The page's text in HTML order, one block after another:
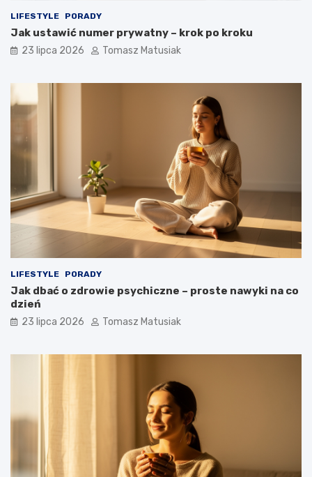
LIFESTYLE PORADY
Jak ustawić numer prywatny – krok po kroku
23 lipca 2026 Tomasz Matusiak
LIFESTYLE PORADY
Jak dbać o zdrowie psychiczne – proste nawyki na co
dzień
23 lipca 2026 Tomasz Matusiak